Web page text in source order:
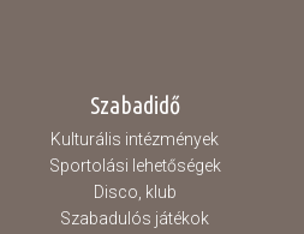
Szabadidő
Kulturális intézmények
Sportolási lehetőségek
Disco, klub
Szabadulós játékok